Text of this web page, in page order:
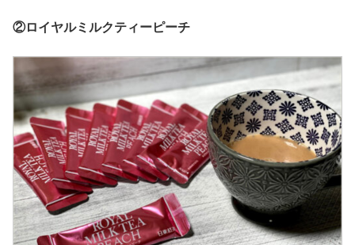
②ロイヤルミルクティーピーチ